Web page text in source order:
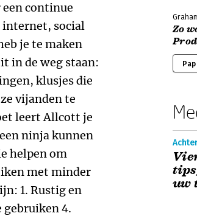
continue
social
je te maken
in de weg staan:
klusjes die
vijanden te
leert Allcott je
ninja kunnen
helpen om
met minder
1. Rustig en
gebruiken 4.
Zo
uw